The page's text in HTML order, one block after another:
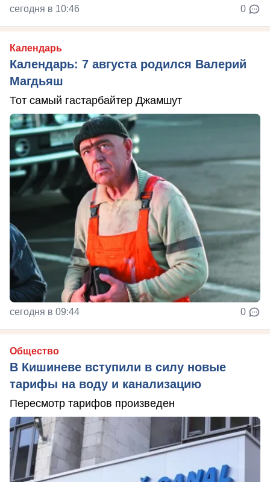
сегодня в 10:46 0
Календарь
Календарь: 7 августа родился Валерий
Магдьяш
Тот самый гастарбайтер Джамшут
сегодня в 09:44 0
Общество
В Кишиневе вступили в силу новые
тарифы на воду и канализацию
Пересмотр тарифов произведен